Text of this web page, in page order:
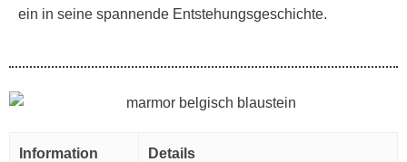
ein in seine spannende Entstehungsgeschichte.
Information Details